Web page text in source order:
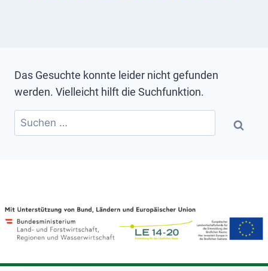
Das Gesuchte konnte leider nicht gefunden
werden. Vielleicht hilft die Suchfunktion.